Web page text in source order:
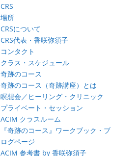
CRS
場所
CRSについて
CRS代表・香咲弥須子
コンタクト
クラス・スケジュール
奇跡のコース
奇跡のコース（奇跡講座）とは
瞑想会／ヒーリング・クリニック
プライベート・セッション
ACIM クラスルーム
『奇跡のコース』ワークブック・ブ
ログページ
ACIM 参考書 by 香咲弥須子